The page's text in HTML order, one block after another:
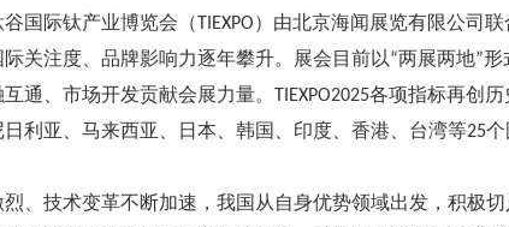
国际钛产业博览会（
TIEXPO）由北京海闻展览有限公司
关注度、品牌影响力逐年攀升。展会目前以“两展两地”形
通、市场开发贡献会展力量。
TIEXPO2025各项指标再创
利亚、马来西亚、日本、韩国、印度、香港、台湾等25个
、技术变革不断加速，我国从自身优势领域出发，积极